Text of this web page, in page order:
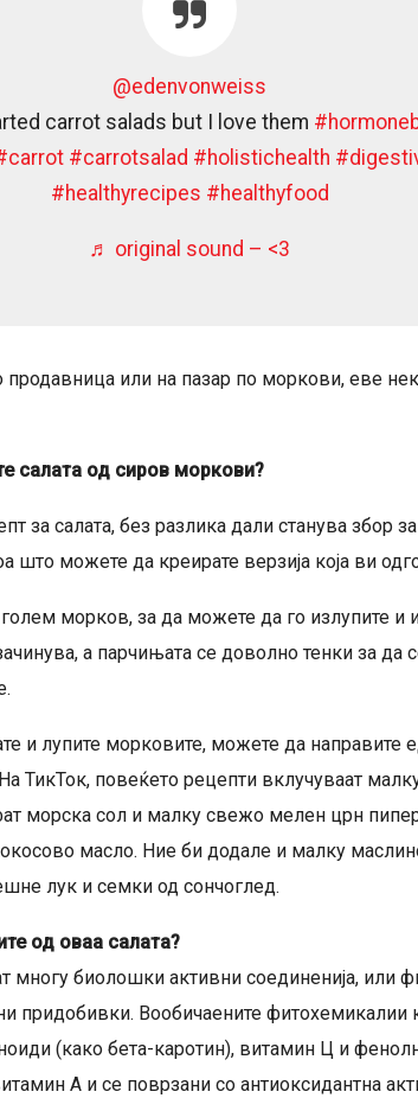
@edenvonweiss
carrot salads but I love them
#carrotsalad #holistichealth
#healthyrecipes #healthyfood
♬ original sound – <3
продавница или на пазар по моркови, еве
салата од сиров моркови?
за салата, без разлика дали станува збор
што можете да креирате верзија која ви
морков, за да можете да го излупите и
а парчињата се доволно тенки за да
и лупите морковите, можете да направите
ТикТок, повеќето рецепти вклучуваат
морска сол и малку свежо мелен црн
масло. Ние би додале и малку
лук и семки од сончоглед.
од оваа салата?
многу биолошки активни соединенија, или
придобивки. Вообичаените фитохемикалии
(како бета-каротин), витамин Ц и
А и се поврзани со антиоксидантна